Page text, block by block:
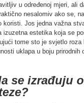
u određenoj mjeri, ali
nesalomiv ako se,
koristi. Jos jedna važna
izuzetna estetika koja se
tome sto je svjetlo roza
uklapa u boju prirodnih
se izrađuju